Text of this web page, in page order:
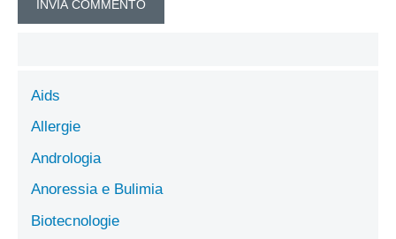
Aids
Allergie
Andrologia
Anoressia e Bulimia
Biotecnologie